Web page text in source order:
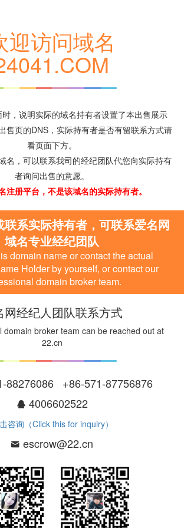
迎访问域名
，说明实际的域名持有者设置了本出售展示
售页的DNS，实际持有者是否有留联系方式请
看页面下方。
名，可以联系我司的经纪团队代您向实际持有
者询问出售的意愿。
注册平台，不是该域名的实际持有者。
联系实际持有者，可联系爱名网
域名专业经纪团队
domain name or contact the actual
Holder by yourself, or contact our
domain broker team.
网经纪人团队联系方式
domain broker team can be reached out at
22.cn
88276086 +86-571-87756876
4006602522
咨询（Click this for inquiry）
escrow@22.cn